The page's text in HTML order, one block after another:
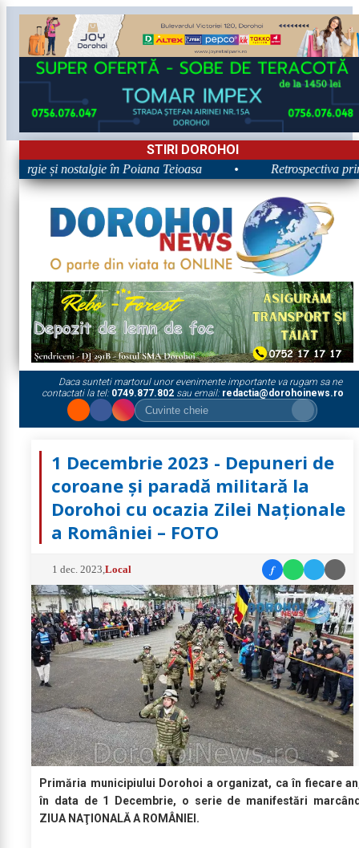
STIRI DOROHOI
și nostalgie în Poiana Teioasa Retrospectiva
Daca sunteti martorul unor evenimente importante va rugam sa ne
contactati la tel: 0749.877.802sau email: redactia@dorohoinews.ro
1 Decembrie 2023 - Depuneri de
coroane și paradă militară la
Dorohoi cu ocazia Zilei Naționale
a României – FOTO
1 dec. 2023 ,Local f
Primăria municipiului Dorohoi a organizat, ca în fiecare
în data de 1 Decembrie, o serie de manifestări
ZIUA NAŢIONALĂ A ROMÂNIEI.